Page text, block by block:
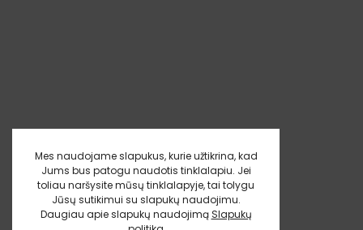
Mes naudojame slapukus, kurie užtikrina, kad
Jums bus patogu naudotis tinklalapiu. Jei
toliau naršysite mūsų tinklalapyje, tai tolygu
Jūsų sutikimui su slapukų naudojimu.
Daugiau apie slapukų naudojimąSlapukų